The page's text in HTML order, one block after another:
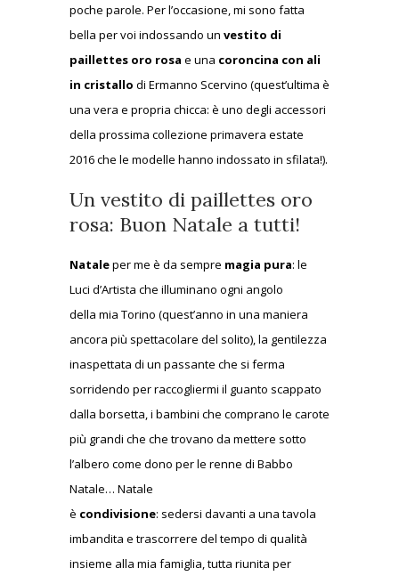
poche parole. Per l’occasione, mi sono fatta
bella per voi indossando un vestito di
paillettes oro rosa e una coroncina con ali
in cristallo di Ermanno Scervino (quest’ultima è
una vera e propria chicca: è uno degli accessori
della prossima collezione primavera estate
2016 che le modelle hanno indossato in sfilata!).
Un vestito di paillettes oro
rosa: Buon Natale a tutti!
Nataleper me è da sempre magia pura: le
Luci d’Artista che illuminano ogni angolo
della mia Torino (quest’anno in una maniera
ancora più spettacolare del solito), la gentilezza
inaspettata di un passante che si ferma
sorridendo per raccogliermi il guanto scappato
dalla borsetta, i bambini che comprano le carote
più grandi che che trovano da mettere sotto
l’albero come dono per le renne di Babbo
Natale… Natale
è condivisione: sedersi davanti a una tavola
imbandita e trascorrere del tempo di qualità
insieme alla mia famiglia, tutta riunita per